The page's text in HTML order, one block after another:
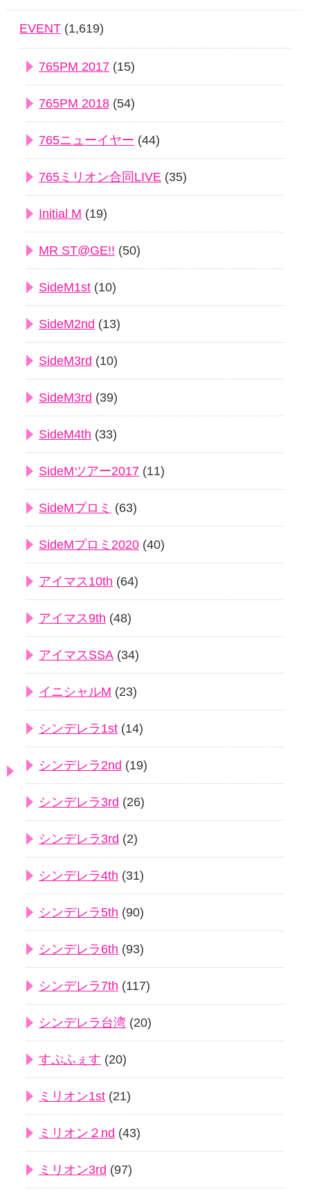
EVENT (1,619)
765PM 2017 (15)
765PM 2018 (54)
765ニューイヤー (44)
765ミリオン合同LIVE (35)
Initial M (19)
MR ST@GE!! (50)
SideM1st (10)
SideM2nd (13)
SideM3rd (10)
SideM3rd (39)
SideM4th (33)
SideMツアー2017 (11)
SideMプロミ (63)
SideMプロミ2020 (40)
アイマス10th (64)
アイマス9th (48)
アイマスSSA (34)
イニシャルM (23)
シンデレラ1st (14)
シンデレラ2nd (19)
シンデレラ3rd (26)
シンデレラ3rd (2)
シンデレラ4th (31)
シンデレラ5th (90)
シンデレラ6th (93)
シンデレラ7th (117)
シンデレラ台湾 (20)
すぷふぇす (20)
ミリオン1st (21)
ミリオン２nd (43)
ミリオン3rd (97)